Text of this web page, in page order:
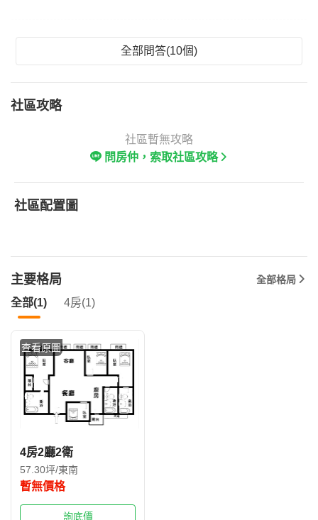
全部問答(10個)
社區攻略
社區暫無攻略
問房仲，索取社區攻略
社區配置圖
主要格局 全部格局
全部(1) 4房(1)
查看原圖
4房2廳2衛
57.30坪/東南
暫無價格
詢底價